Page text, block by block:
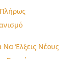
Να Έλξεις Νέους